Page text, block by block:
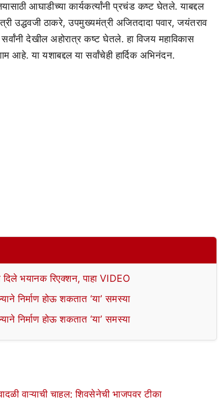
आघाडीच्या कार्यकर्त्यांनी प्रचंड कष्ट घेतले. याबद्दल
उद्धवजी ठाकरे, उपमुख्यमंत्री अजितदादा पवार, जयंतराव
देखील अहोरात्र कष्ट घेतले. हा विजय महाविकास
आहे. या यशाबद्दल या सर्वांचेही हार्दिक अभिनंदन.
भयानक रिएक्शन, पाहा VIDEO
होऊ शकतात ‘या’ समस्या
होऊ शकतात ‘या’ समस्या
वाऱ्याची चाहूल; शिवसेनेची भाजपवर टीका